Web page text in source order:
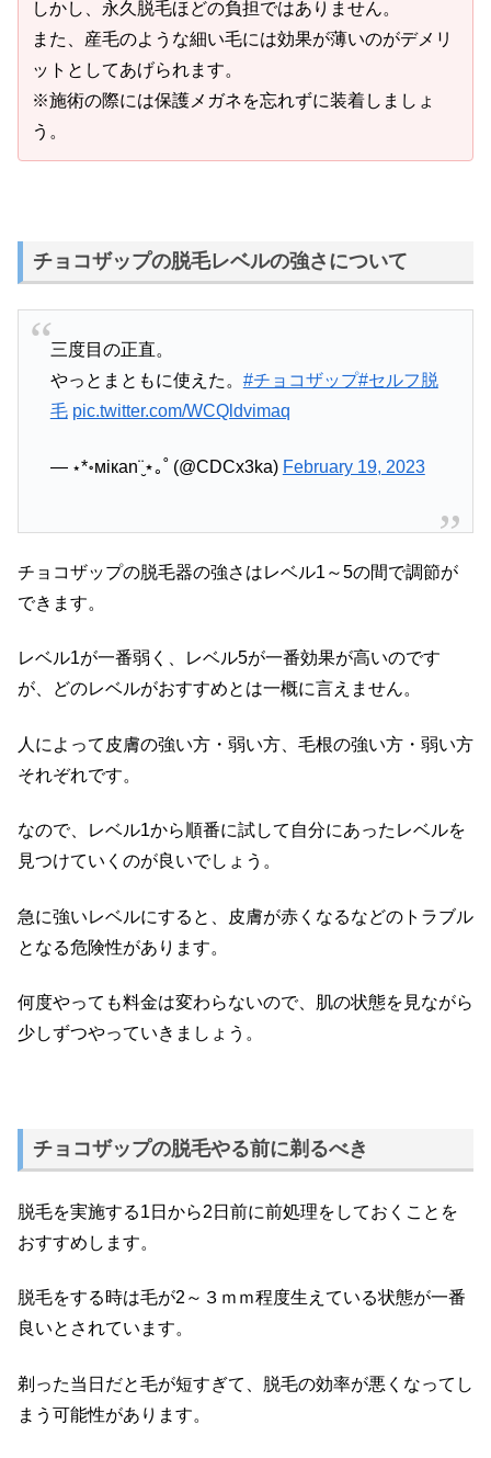
しかし、永久脱毛ほどの負担ではありません。
また、産毛のような細い毛には効果が薄いのがデメリ
ットとしてあげられます。
※施術の際には保護メガネを忘れずに装着しましょ
う。
チョコザップの脱毛レベルの強さについて
三度目の正直。
やっとまともに使えた。 #チョコザップ#セルフ脱
毛 pic.twitter.com/WCQldvimaq
— ⋆*॰мiкаn¨̮⋆｡˚ (@CDCx3ka) February 19, 2023
チョコザップの脱毛器の強さはレベル1～5の間で調節が
できます。
レベル1が一番弱く、レベル5が一番効果が高いのです
が、どのレベルがおすすめとは一概に言えません。
人によって皮膚の強い方・弱い方、毛根の強い方・弱い方
それぞれです。
なので、レベル1から順番に試して自分にあったレベルを
見つけていくのが良いでしょう。
急に強いレベルにすると、皮膚が赤くなるなどのトラブル
となる危険性があります。
何度やっても料金は変わらないので、肌の状態を見ながら
少しずつやっていきましょう。
チョコザップの脱毛やる前に剃るべき
脱毛を実施する1日から2日前に前処理をしておくことを
おすすめします。
脱毛をする時は毛が2～３ｍｍ程度生えている状態が一番
良いとされています。
剃った当日だと毛が短すぎて、脱毛の効率が悪くなってし
まう可能性があります。